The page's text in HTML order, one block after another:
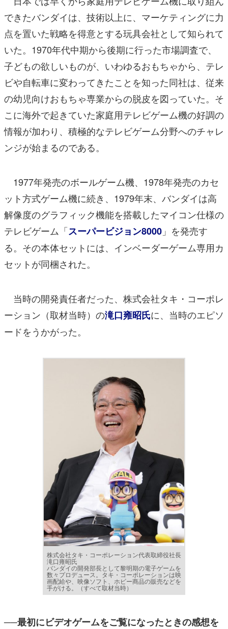
できたバンダイは、技術以上に、マーケティングに力
点を置いた戦略を得意とする玩具会社として知られて
いた。1970年代中期から後期に行った市場調査で、
子どもの欲しいものが、いわゆるおもちゃから、テレ
ビや自転車に変わってきたことを知った同社は、従来
の幼児向けおもちゃ専業からの脱皮を図っていた。そ
こに海外で起きていた家庭用テレビゲーム機の好調の
情報が加わり、積極的なテレビゲーム分野へのチャレ
ンジが始まるのである。
1977年発売のボールゲーム機、1978年発売のカセ
ット方式ゲーム機に続き、1979年末、バンダイは高
解像度のグラフィック機能を搭載したマイコン仕様の
テレビゲーム「スーパービジョン8000 」を発売す
る。その本体セットには、インベーダーゲーム専用カ
セットが同梱された。
当時の開発責任者だった、株式会社タキ・コーポレ
ーション（取材当時）の滝口雍昭氏に、当時のエピソ
ードをうかがった。
株式会社タキ・コーポレーション代表取締役社長
滝口雍昭氏
バンダイの開発部長として黎明期の電子ゲームを
数々プロデュース。タキ・コーポレーションは映
画配給や、映像ソフト、ホビー商品の販売などを
手がける。（すべて取材当時）
──最初にビデオゲームをご覧になったときの感想を